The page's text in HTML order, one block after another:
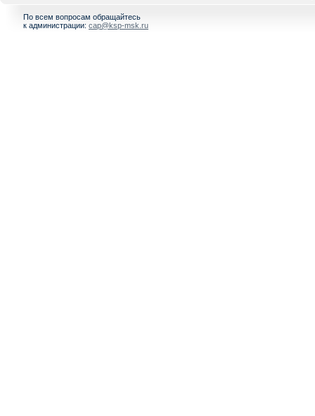
По всем вопросам обращайтесь
к администрации: cap@ksp-msk.ru